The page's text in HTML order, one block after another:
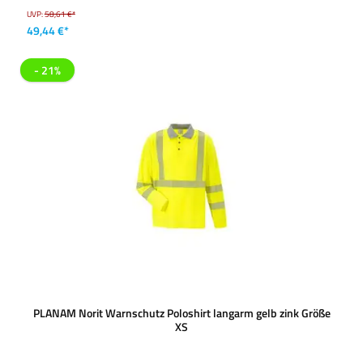
UVP:58,61 €*
49,44 €*
- 21%
PLANAM Norit Warnschutz Poloshirt langarm gelb zink Größe
XS